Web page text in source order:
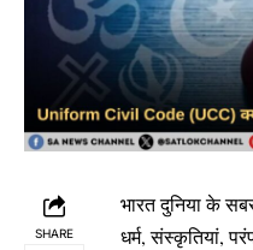
SHARE
भारत दुनिया के
धर्म, संस्कृतियां,